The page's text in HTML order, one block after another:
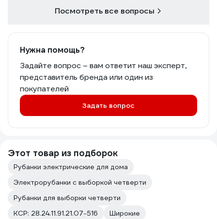
Посмотреть все вопросы
Нужна помощь?
Задайте вопрос – вам ответит наш эксперт,
представитель бренда или один из
покупателей
Задать вопрос
Этот товар из подборок
Рубанки электрические для дома
Электрорубанки с выборкой четверти
Рубанки для выборки четверти
КСР: 28.24.11.91.21.07-516
Широкие